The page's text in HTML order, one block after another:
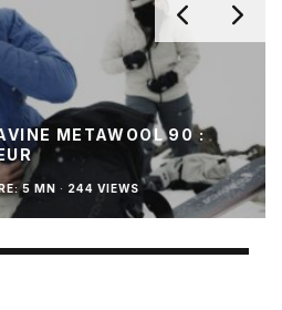
METAWOOL 90 :
5 MN · 244 VIEWS